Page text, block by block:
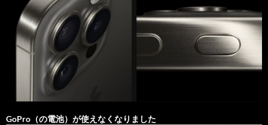
GoPro（の電池）が使えなくなりました